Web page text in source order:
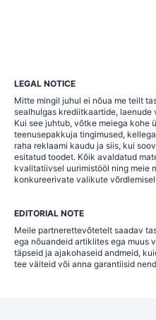
LEGAL NOTICE
Mitte mingil juhul ei nõua me teilt
sealhulgas krediitkaartide, laenude
Kui see juhtub, võtke meiega kohe
teenusepakkuja tingimused,
raha reklaami kaudu ja siis, kui
esitatud toodet. Kõik avaldatud
kvalitatiivsel uurimistööl ning meie
konkureerivate valikute
EDITORIAL NOTE
Meile partnerettevõtetelt saadav
ega nõuandeid artiklites ega muus
täpseid ja ajakohaseid andmeid,
tee väiteid või anna garantiisid